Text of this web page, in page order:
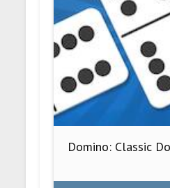
Domino: Classic